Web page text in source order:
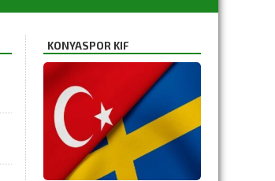
KONYASPOR KIF